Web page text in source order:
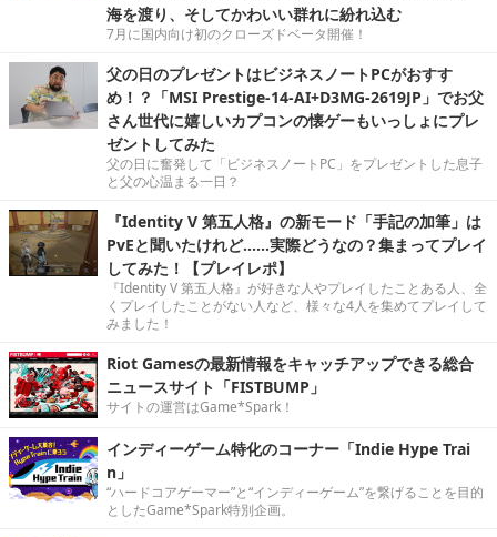
海を渡り、そしてかわいい群れに紛れ込む
7月に国内向け初のクローズドベータ開催！
父の日のプレゼントはビジネスノートPCがおすす
め！？「MSI Prestige-14-AI+D3MG-2619JP」でお父
さん世代に嬉しいカプコンの懐ゲーもいっしょにプレ
ゼントしてみた
父の日に奮発して「ビジネスノートPC」をプレゼントした息子
と父の心温まる一日？
『Identity V 第五人格』の新モード「手記の加筆」は
PvEと聞いたけれど……実際どうなの？集まってプレイ
してみた！【プレイレポ】
『Identity V 第五人格』が好きな人やプレイしたことある人、全
くプレイしたことがない人など、様々な4人を集めてプレイして
みました！
Riot Gamesの最新情報をキャッチアップできる総合
ニュースサイト「FISTBUMP」
サイトの運営はGame*Spark！
インディーゲーム特化のコーナー「Indie Hype Trai
n」
“ハードコアゲーマー”と“インディーゲーム”を繋げることを目的
としたGame*Spark特別企画。